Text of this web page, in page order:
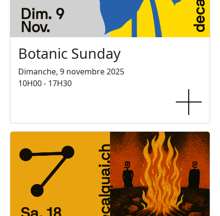
Botanic Sunday
Dimanche, 9 novembre 2025
10H00 - 17H30